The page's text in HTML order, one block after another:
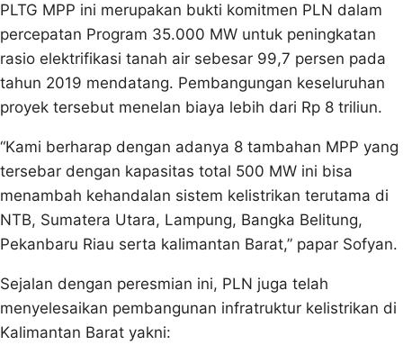
PLTG MPP ini merupakan bukti komitmen PLN dalam
percepatan Program 35.000 MW untuk peningkatan
rasio elektrifikasi tanah air sebesar 99,7 persen pada
tahun 2019 mendatang. Pembangungan keseluruhan
proyek tersebut menelan biaya lebih dari Rp 8 triliun.
“Kami berharap dengan adanya 8 tambahan MPP yang
tersebar dengan kapasitas total 500 MW ini bisa
menambah kehandalan sistem kelistrikan terutama di
NTB, Sumatera Utara, Lampung, Bangka Belitung,
Pekanbaru Riau serta kalimantan Barat,” papar Sofyan.
Sejalan dengan peresmian ini, PLN juga telah
menyelesaikan pembangunan infratruktur kelistrikan di
Kalimantan Barat yakni: